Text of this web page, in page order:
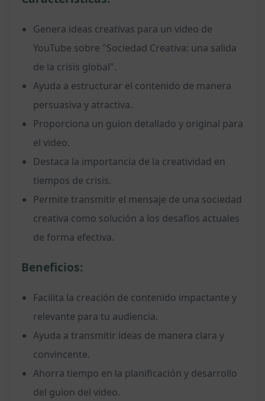
Genera ideas creativas para un video de
YouTube sobre "Sociedad Creativa: una salida
de la crisis global".
Ayuda a estructurar el contenido de manera
persuasiva y atractiva.
Proporciona un guion detallado y original para
el video.
Destaca la importancia de la creatividad en
tiempos de crisis.
Permite transmitir el mensaje de una sociedad
creativa como solución a los desafíos actuales
de forma efectiva.
Beneficios:
Facilita la creación de contenido impactante y
relevante para tu audiencia.
Ayuda a transmitir ideas de manera clara y
convincente.
Ahorra tiempo en la planificación y desarrollo
del guion del video.